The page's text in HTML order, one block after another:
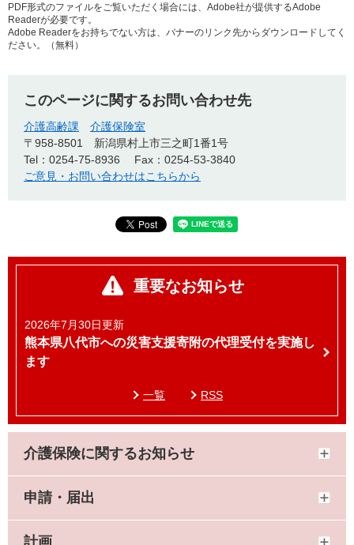
PDF形式のファイルをご覧いただく場合には、Adobe社が提供するAdobe
Readerが必要です。
Adobe Readerをお持ちでない方は、バナーのリンク先からダウンロードしてく
ださい。（無料）
このページに関するお問い合わせ先
介護高齢課
介護保険室
〒958-8501
新潟県村上市三之町1番1号
Tel：0254-75-8936
Fax：0254-53-3840
ご意見・お問い合わせはこちらから
重要なお知らせ
2026年7月30日更新
熊本県八代市への災害支援寄附の代理受付を実施し
ます
一覧 RSS
介護保険に関するお知らせ
申請・届出
計画